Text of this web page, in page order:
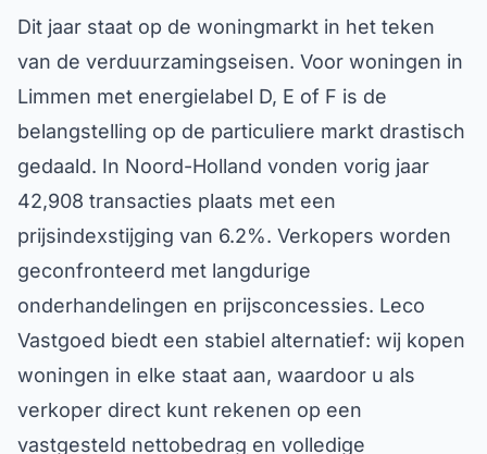
Dit jaar staat op de woningmarkt in het teken
van de verduurzamingseisen. Voor woningen in
Limmen met energielabel D, E of F is de
belangstelling op de particuliere markt drastisch
gedaald. In Noord-Holland vonden vorig jaar
42,908 transacties plaats met een
prijsindexstijging van 6.2%. Verkopers worden
geconfronteerd met langdurige
onderhandelingen en prijsconcessies. Leco
Vastgoed biedt een stabiel alternatief: wij kopen
woningen in elke staat aan, waardoor u als
verkoper direct kunt rekenen op een
vastgesteld nettobedrag en volledige